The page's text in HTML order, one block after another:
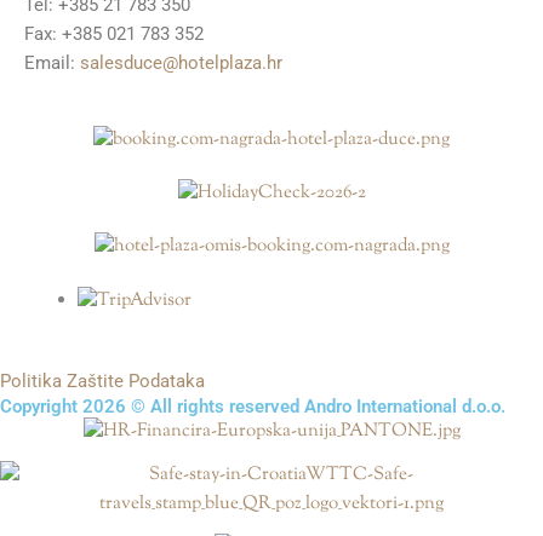
Tel: +385 21 783 350
Fax: +385 021 783 352
Email: salesduce@hotelplaza.hr
Politika Zaštite Podataka
Copyright 2026 © All rights reserved Andro International d.o.o.